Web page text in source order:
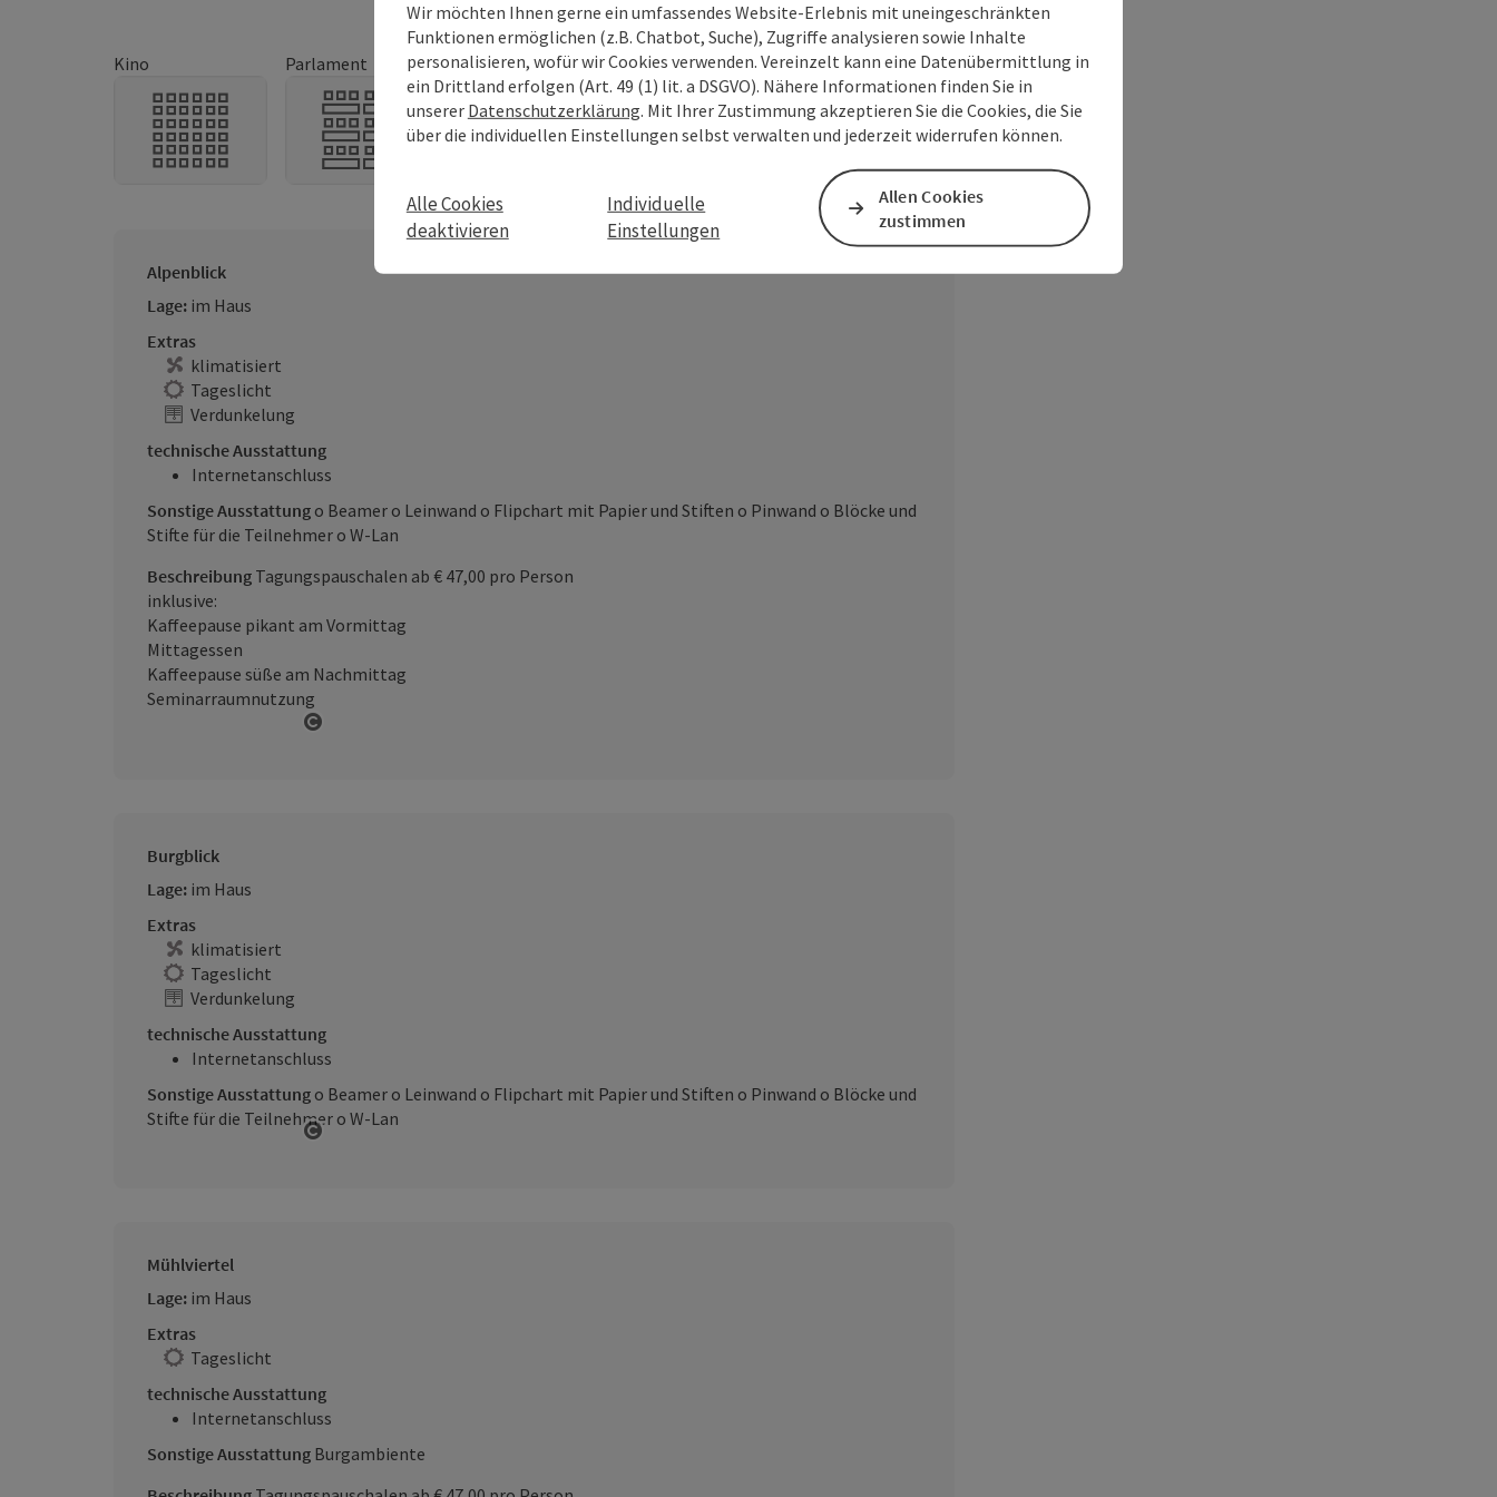
Kino Parlament U-Form Gala
Alpenblick
Lage: im Haus
Extras
klimatisiert
Tageslicht
Verdunkelung
technische Ausstattung
Internetanschluss
Sonstige Ausstattung o Beamer o Leinwand o Flipchart mit Papier und Stiften o Pinwand o Blöcke und
Stifte für die Teilnehmer o W-Lan
Beschreibung Tagungspauschalen ab € 47,00 pro Person
inklusive:
Kaffeepause pikant am Vormittag
Mittagessen
Kaffeepause süße am Nachmittag
Seminarraumnutzung
Burgblick
Lage: im Haus
Extras
klimatisiert
Tageslicht
Verdunkelung
technische Ausstattung
Internetanschluss
Sonstige Ausstattung o Beamer o Leinwand o Flipchart mit Papier und Stiften o Pinwand o Blöcke und
Stifte für die Teilnehmer o W-Lan
Mühlviertel
Lage: im Haus
Extras
Tageslicht
technische Ausstattung
Internetanschluss
Sonstige Ausstattung Burgambiente
Wir möchten Ihnen gerne ein umfassendes Website-Erlebnis mit uneingeschränkten
Funktionen ermöglichen (z.B. Chatbot, Suche), Zugriffe analysieren sowie Inhalte
personalisieren, wofür wir Cookies verwenden. Vereinzelt kann eine Datenübermittlung in
ein Drittland erfolgen (Art. 49 (1) lit. a DSGVO). Nähere Informationen finden Sie in
unserer Datenschutzerklärung. Mit Ihrer Zustimmung akzeptieren Sie die Cookies, die Sie
über die individuellen Einstellungen selbst verwalten und jederzeit widerrufen können.
Alle Cookies
deaktivieren
Individuelle
Einstellungen
Allen Cookies
zustimmen